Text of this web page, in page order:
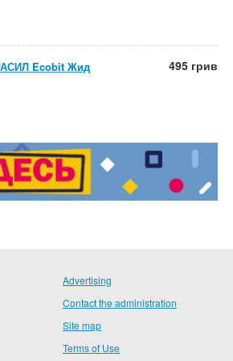
Ecobit Жид
495 грив
Advertising
Contact the administration
Site map
Terms of Use